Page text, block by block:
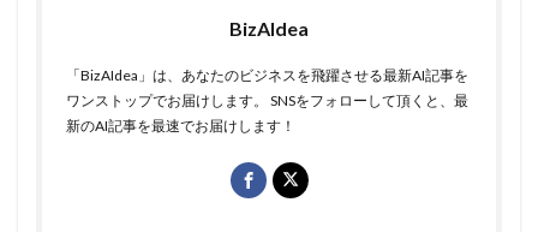
BizAIdea
「BizAIdea」は、あなたのビジネスを飛躍させる最新AI記事を
ワンストップでお届けします。 SNSをフォローして頂くと、最
新のAI記事を最速でお届けします！